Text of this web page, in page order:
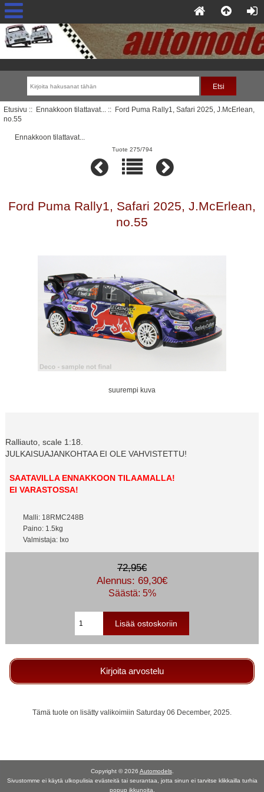
Etusivu :: Ennakkoon tilattavat...
:: Ford Puma Rally1, Safari 2025, J.McErlean,
no.55
Ennakkoon tilattavat...
Tuote 275/794
Ford Puma Rally1, Safari 2025, J.McErlean,
no.55
suurempi kuva
Ralliauto, scale 1:18.
JULKAISUAJANKOHTAA EI OLE VAHVISTETTU!
SAATAVILLA ENNAKKOON TILAAMALLA!
EI VARASTOSSA!
Malli: 18RMC248B
Paino: 1.5kg
Valmistaja: Ixo
72,95€
Alennus: 69,30€
Säästä: 5%
Kirjoita arvostelu
Tämä tuote on lisätty valikoimiin Saturday 06 December, 2025.
Copyright © 2026 Automodels.
Sivustomme ei käytä ulkopulisia evästeitä tai seurantaa, jotta sinun ei tarvitse klikkailla turhia
popup ikkunoita.